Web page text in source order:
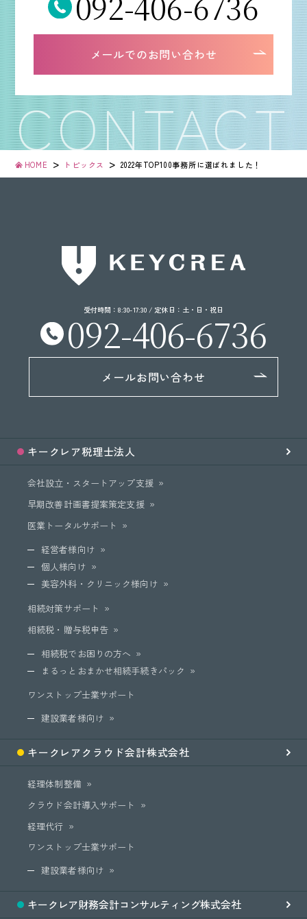
092-406-6736
メールでのお問い合わせ
メールでのお問い合わせ
HOME > トピックス > 2022年TOP100事務所に選ばれました！
受付時間：8:30-17:30 / 定休日：土・日・祝日
092-406-6736
メールお問い合わせ
キークレア税理士法人
会社設立・スタートアップ支援
早期改善計画書提案策定支援
医業トータルサポート
経営者様向け
個人様向け
美容外科・クリニック様向け
相続対策サポート
相続税・贈与税申告
相続税でお困りの方へ
まるっとおまかせ相続手続きパック
ワンストップ士業サポート
建設業者様向け
キークレアクラウド会計株式会社
経理体制整備
クラウド会計導入サポート
経理代行
ワンストップ士業サポート
建設業者様向け
キークレア財務会計コンサルティング株式会社